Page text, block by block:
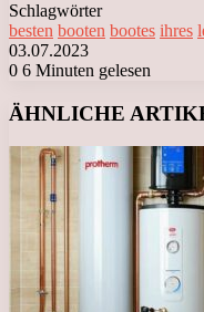
Schlagwörter
besten booten bootes ihres
03.07.2023
0 6 Minuten gelesen
ÄHNLICHE